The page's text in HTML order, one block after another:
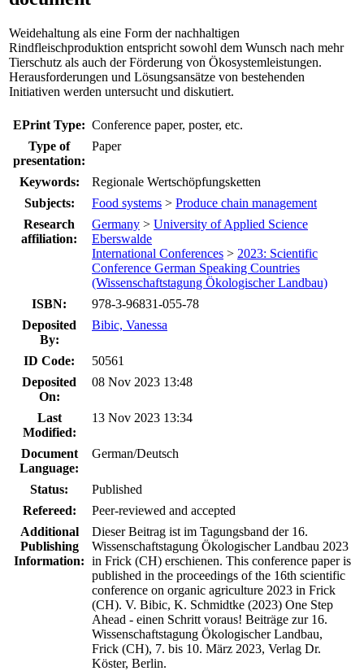
Weidehaltung als eine Form der nachhaltigen
Rindfleischproduktion entspricht sowohl dem Wunsch nach mehr
Tierschutz als auch der Förderung von Ökosystemleistungen.
Herausforderungen und Lösungsansätze von bestehenden
Initiativen werden untersucht und diskutiert.
EPrint Type: Conference paper, poster, etc.
Type of
presentation:
Paper
Keywords:
Regionale Wertschöpfungsketten
Subjects:
Food systems > Produce chain management
Research
affiliation:
Germany > University of Applied Science
Eberswalde
International Conferences > 2023: Scientific
Conference German Speaking Countries
(Wissenschaftstagung Ökologischer Landbau)
ISBN:
978-3-96831-055-78
Deposited
By:
Bibic, Vanessa
ID Code:
50561
Deposited
On:
08 Nov 2023 13:48
Last
Modified:
13 Nov 2023 13:34
Document
Language:
German/Deutsch
Status:
Published
Refereed:
Peer-reviewed and accepted
Additional
Publishing
Information:
Dieser Beitrag ist im Tagungsband der 16.
Wissenschaftstagung Ökologischer Landbau 2023
in Frick (CH) erschienen. This conference paper is
published in the proceedings of the 16th scientific
conference on organic agriculture 2023 in Frick
(CH). V. Bibic, K. Schmidtke (2023) One Step
Ahead - einen Schritt voraus! Beiträge zur 16.
Wissenschaftstagung Ökologischer Landbau,
Frick (CH), 7. bis 10. März 2023, Verlag Dr.
Köster, Berlin.